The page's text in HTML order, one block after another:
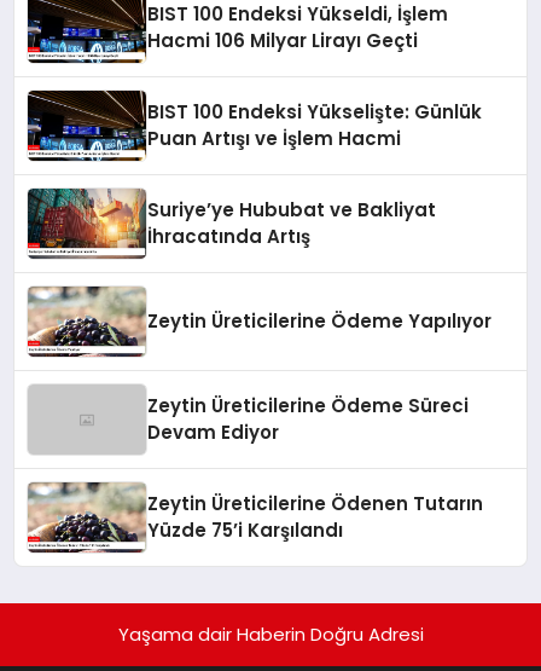
BIST 100 Endeksi Yükseldi, İşlem
Hacmi 106 Milyar Lirayı Geçti
BIST 100 Endeksi Yükselişte: Günlük
Puan Artışı ve İşlem Hacmi
Suriye’ye Hububat ve Bakliyat
İhracatında Artış
Zeytin Üreticilerine Ödeme Yapılıyor
Zeytin Üreticilerine Ödeme Süreci
Devam Ediyor
Zeytin Üreticilerine Ödenen Tutarın
Yüzde 75’i Karşılandı
Yaşama dair Haberin Doğru Adresi